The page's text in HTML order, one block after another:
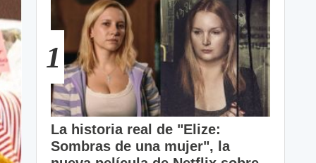
1
La historia real de "Elize:
Sombras de una mujer", la